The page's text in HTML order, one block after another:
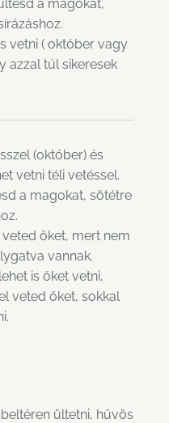
a magokat,
vetni ( október vagy
azzal túl sikeresek
(október) és
vetni téli vetéssel.
a magokat, sötétre
őket, mert nem
vannak.
is őket vetni,
veted őket, sokkal
ültetni, hűvös